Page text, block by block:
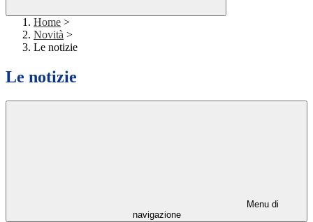
Home >
Novità >
Le notizie
Le notizie
Menu di
navigazione